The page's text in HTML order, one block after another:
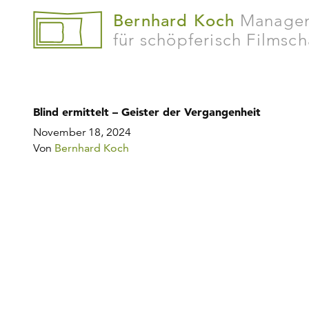
Bernhard Koch
für schöpferisch
Blind ermittelt – Geister der Vergangenheit
November 18, 2024
Von Bernhard Koch